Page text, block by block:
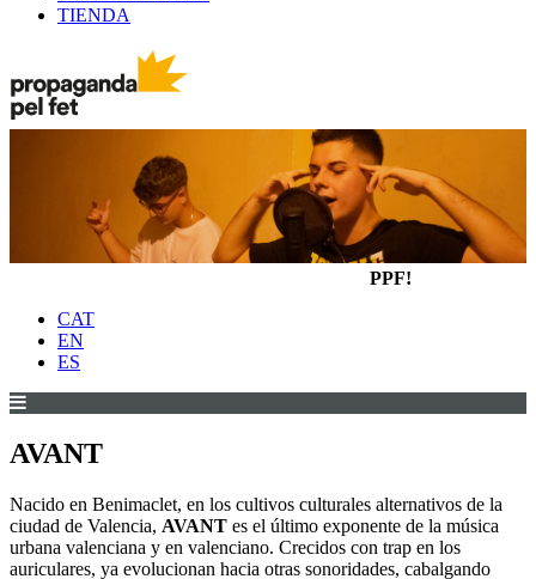
TIENDA
PPF!
CAT
EN
ES
AVANT
Nacido en Benimaclet, en los cultivos culturales alternativos de la
ciudad de Valencia, AVANT es el último exponente de la música
urbana valenciana y en valenciano. Crecidos con trap en los
auriculares, ya evolucionan hacia otras sonoridades, cabalgando